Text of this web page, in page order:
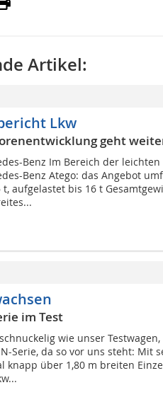
Artikel:
Lkw
geht
Benz Im Bereich der
Benz Atego: das Angebot
t, aufgelastet bis 16 t
im Test
wie unser
Serie, da so vor uns steht: Mit
knapp über 1,80 m breiten